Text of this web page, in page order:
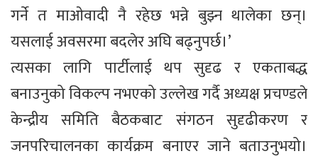
गर्ने त माओवादी नै रहेछ भन्ने बुझ्न थालेका छन्।
यसलाई अवसरमा बदलेर अघि बढ्नुपर्छ।’
त्यसका लागि पार्टीलाई थप सुदृढ र एकताबद्ध
बनाउनुको विकल्प नभएको उल्लेख गर्दै अध्यक्ष प्रचण्डले
केन्द्रीय समिति बैठकबाट संगठन सुदृढीकरण र
जनपरिचालनका कार्यक्रम बनाएर जाने बताउनुभयो।